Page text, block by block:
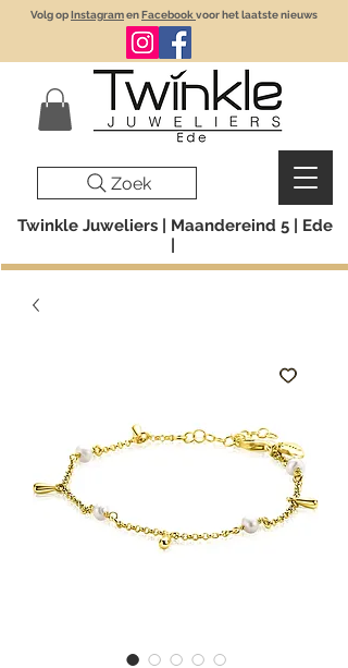
Twinkle Juweliers | Maandereind 5 | Ede
Volg opInstagramenFacebook voor het laatste nieuws
Zoek